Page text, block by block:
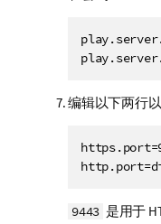
编辑以下两行以
9443 是用于